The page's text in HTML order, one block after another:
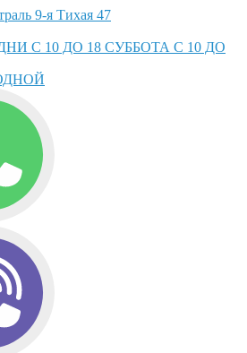
9-я Тихая 47
С 10 ДО 18 СУББОТА С 10 ДО